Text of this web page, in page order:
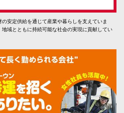
安定供給を通じて産業や暮らしを支えていま
域とともに持続可能な社会の実現に貢献してい